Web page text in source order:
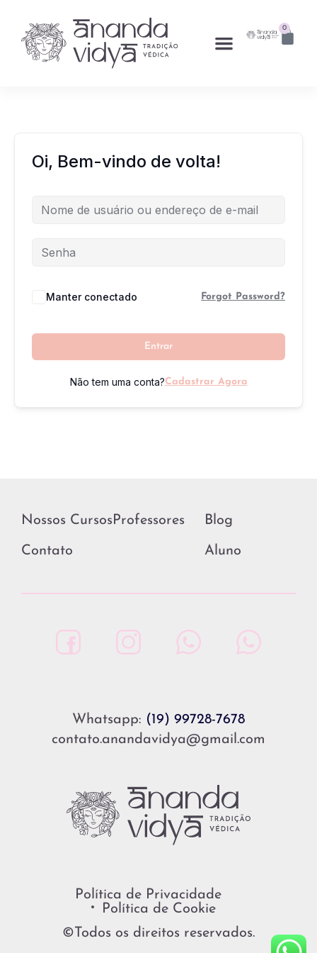
0
Oi, Bem-vindo de volta!
Manter conectado Forgot Password?
Entrar
Não tem uma conta?Cadastrar Agora
Whatsapp: (19) 99728-7678
contato.anandavidya@gmail.com
Política de Privacidade
Política de Cookie
©Todos os direitos reservados.
Nossos CursosProfessores Blog
Contato Aluno